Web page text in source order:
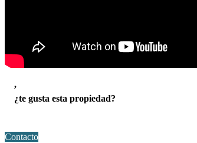
,
¿te gusta esta propiedad?
Contacto